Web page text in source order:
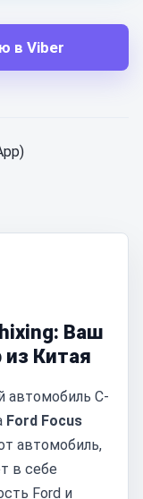
в Viber
Ваш
Китая
C-
Ford Focus
автомобиль,
в себе
Ford и